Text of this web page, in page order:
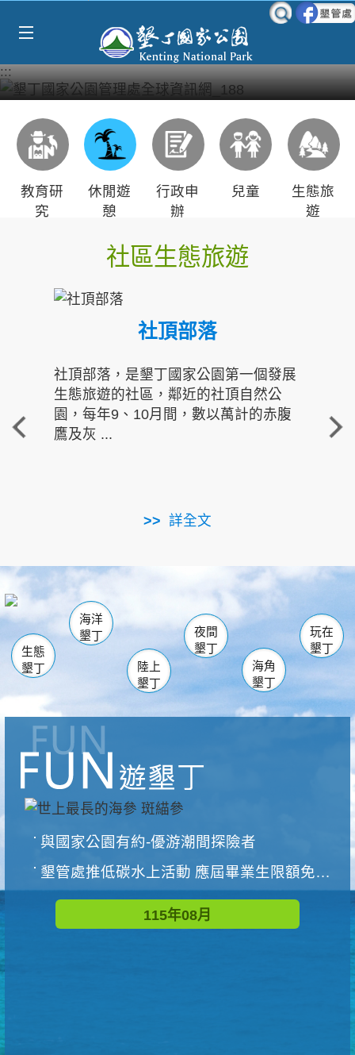
:::
教育研
究
休閒遊
憩
行政申
辦
兒童
生態旅
遊
社區生態旅遊
社頂部落
社頂部落，是墾丁國家公園第一個發展
生態旅遊的社區，鄰近的社頂自然公
園，每年9、10月間，數以萬計的赤腹
鷹及灰 ...
詳全文
重
走進
南仁湖
海生館
恆春 佳樂水
龍鑾潭自然中心 森林遊樂區
瓊麻館
關山 墾管處遊客中心
社頂公園 風吹沙
船帆石
白砂 龍磐公園
香蕉灣
砂島
鵝鑾鼻
生態
墾丁
海洋
墾丁
陸上
墾丁
夜間
墾丁
海角
墾丁
玩在
墾丁
與國家公園有約-優游潮間探險者
墾管處推低碳水上活動 應屆畢業生限額免費參加
115年08月